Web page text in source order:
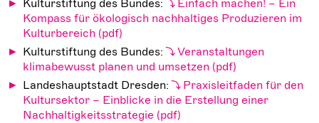
Kulturstiftung des Bundes:
Einfach machen! – Ein
Kompass für ökologisch nachhaltiges Produzieren im
Kulturbereich
Kulturstiftung des Bundes:
Veranstaltungen
klimabewusst planen und umsetzen
Landeshauptstadt Dresden:
Praxisleitfaden für den
Kultursektor – Einblicke in die Erstellung einer
Nachhaltigkeitsstrategie